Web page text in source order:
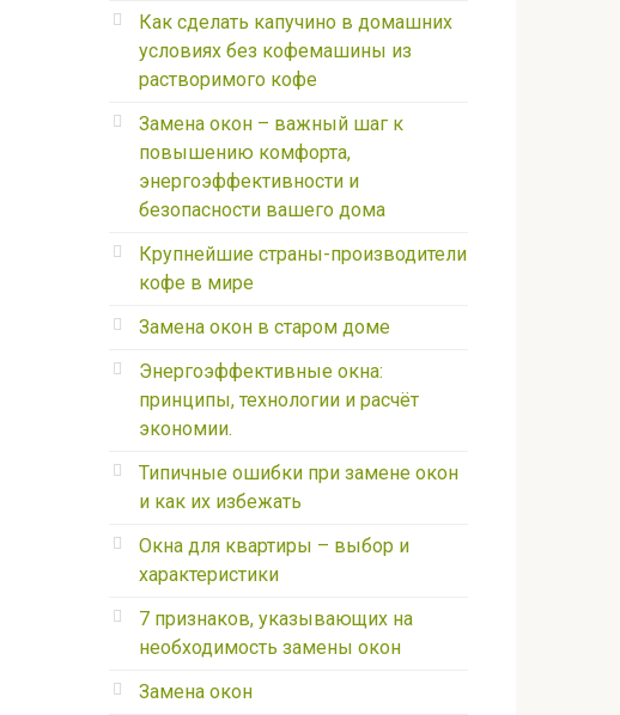
Как сделать капучино в домашних
условиях без кофемашины из
растворимого кофе
Замена окон – важный шаг к
повышению комфорта,
энергоэффективности и
безопасности вашего дома
Крупнейшие страны-производители
кофе в мире
Замена окон в старом доме
Энергоэффективные окна:
принципы, технологии и расчёт
экономии.
Типичные ошибки при замене окон
и как их избежать
Окна для квартиры – выбор и
характеристики
7 признаков, указывающих на
необходимость замены окон
Замена окон